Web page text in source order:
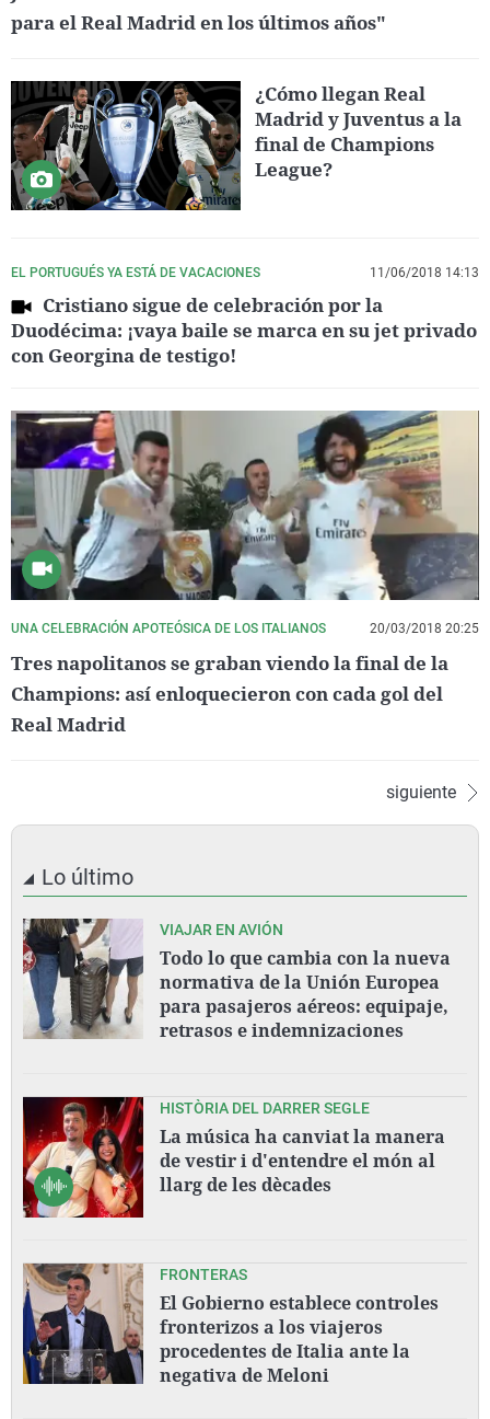
para el Real Madrid en los últimos años"
¿Cómo llegan Real
Madrid y Juventus a la
final de Champions
League?
EL PORTUGUÉS YA ESTÁ DE VACACIONES 11/06/2018 14:13
Cristiano sigue de celebración por la
Duodécima: ¡vaya baile se marca en su jet privado
con Georgina de testigo!
UNA CELEBRACIÓN APOTEÓSICA DE LOS ITALIANOS 20/03/2018 20:25
Tres napolitanos se graban viendo la final de la
Champions: así enloquecieron con cada gol del
Real Madrid
siguiente
Lo último
VIAJAR EN AVIÓN
Todo lo que cambia con la nueva
normativa de la Unión Europea
para pasajeros aéreos: equipaje,
retrasos e indemnizaciones
HISTÒRIA DEL DARRER SEGLE
La música ha canviat la manera
de vestir i d'entendre el món al
llarg de les dècades
FRONTERAS
El Gobierno establece controles
fronterizos a los viajeros
procedentes de Italia ante la
negativa de Meloni